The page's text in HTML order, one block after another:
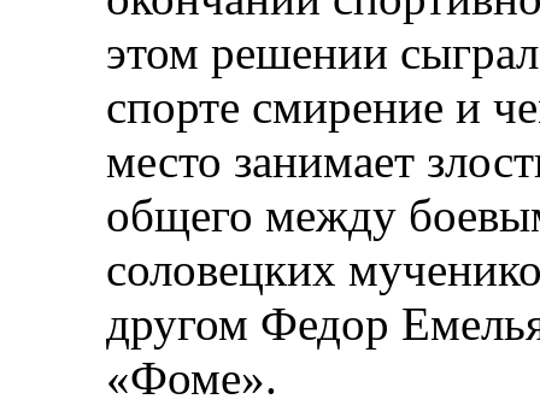
этом решении
спорте смирение и
место занимает
общего между
соловецких
другом Федор
«Фоме».